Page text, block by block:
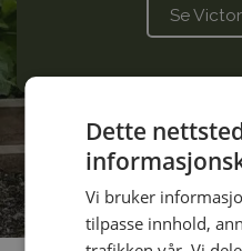
Se
Dette
Vi bruker
tilpasse innhold,